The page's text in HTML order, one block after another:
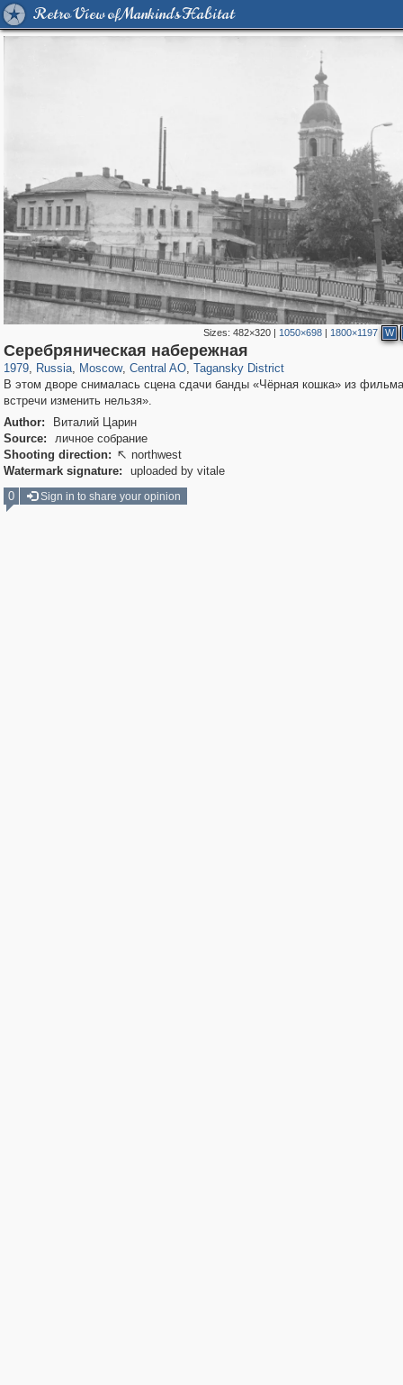
Retro View of Mankind's Habitat
Sizes: 482×320| 1050×698| 1800×1197 W
Серебряническая набережная
1979, Russia
1,406,769 29,243
, Moscow
319,864 8,286
, Central AO
160,012 5,916
, Tagansky District
10,740 402
В этом дворе снималась сцена сдачи банды «Чёрная кошка» из
встречи изменить нельзя».
Author:
Виталий Царин
Source:
личное собрание
Shooting direction:  northwest
Watermark signature:
uploaded by vitale
0
Sign in to share your opinion